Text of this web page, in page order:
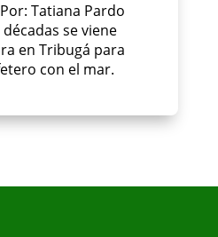
Tatiana Pardo
se viene
en Tribugá para
con el mar.